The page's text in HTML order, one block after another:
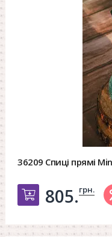
36209 Спиці прямі
Добавить в
805.грн.